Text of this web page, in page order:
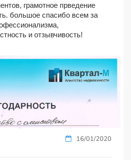
грамотное прведение
большое спасибо всем за
и отзывчивость!
16/01/2020